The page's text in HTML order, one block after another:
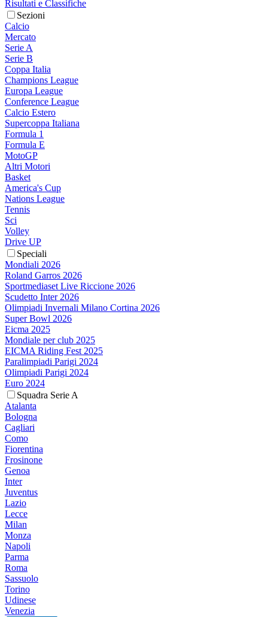
Risultati e Classifiche
Sezioni
Calcio
Mercato
Serie A
Serie B
Coppa Italia
Champions League
Europa League
Conference League
Calcio Estero
Supercoppa Italiana
Formula 1
Formula E
MotoGP
Altri Motori
Basket
America's Cup
Nations League
Tennis
Sci
Volley
Drive UP
Speciali
Mondiali 2026
Roland Garros 2026
Sportmediaset Live Riccione 2026
Scudetto Inter 2026
Olimpiadi Invernali Milano Cortina 2026
Super Bowl 2026
Eicma 2025
Mondiale per club 2025
EICMA Riding Fest 2025
Paralimpiadi Parigi 2024
Olimpiadi Parigi 2024
Euro 2024
Squadra Serie A
Atalanta
Bologna
Cagliari
Como
Fiorentina
Frosinone
Genoa
Inter
Juventus
Lazio
Lecce
Milan
Monza
Napoli
Parma
Roma
Sassuolo
Torino
Udinese
Venezia